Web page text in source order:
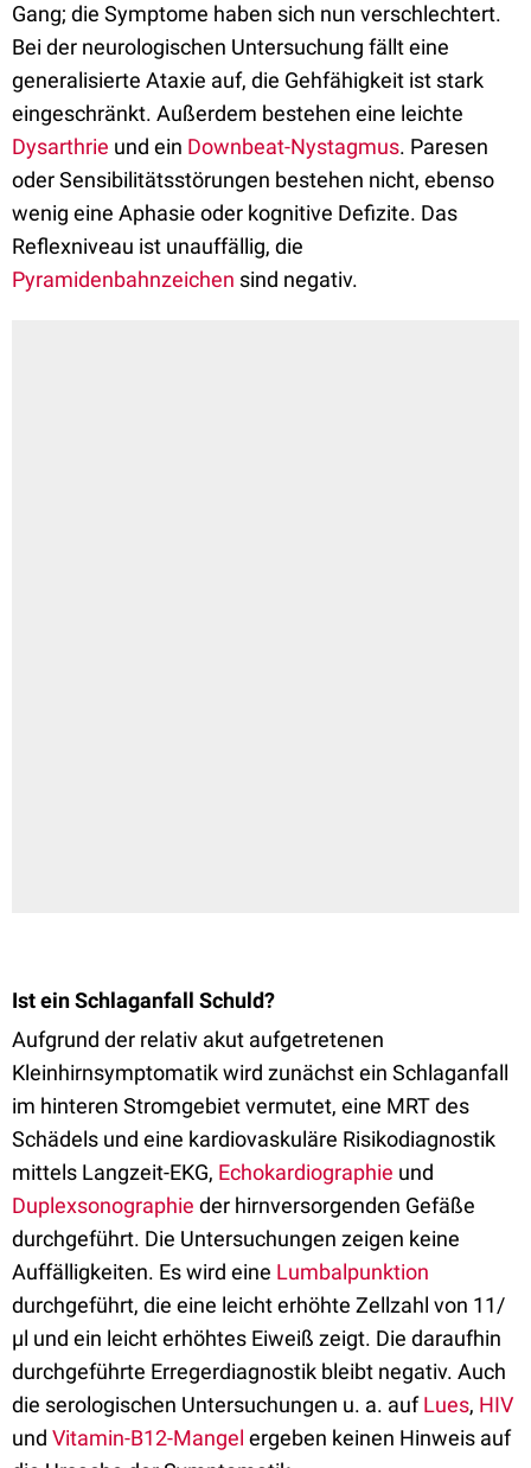
Gang; die Symptome haben sich nun verschlechtert.
Bei der neurologischen Untersuchung fällt eine
generalisierte Ataxie auf, die Gehfähigkeit ist stark
eingeschränkt. Außerdem bestehen eine leichte
Dysarthrie und ein Downbeat-Nystagmus. Paresen
oder Sensibilitätsstörungen bestehen nicht, ebenso
wenig eine Aphasie oder kognitive Defizite. Das
Reflexniveau ist unauffällig, die
Pyramidenbahnzeichen sind negativ.
Ist ein Schlaganfall Schuld?
Aufgrund der relativ akut aufgetretenen
Kleinhirnsymptomatik wird zunächst ein Schlaganfall
im hinteren Stromgebiet vermutet, eine MRT des
Schädels und eine kardiovaskuläre Risikodiagnostik
mittels Langzeit-EKG, Echokardiographie und
Duplexsonographie der hirnversorgenden Gefäße
durchgeführt. Die Untersuchungen zeigen keine
Auffälligkeiten. Es wird eine Lumbalpunktion
durchgeführt, die eine leicht erhöhte Zellzahl von 11/
µl und ein leicht erhöhtes Eiweiß zeigt. Die daraufhin
durchgeführte Erregerdiagnostik bleibt negativ. Auch
die serologischen Untersuchungen u. a. aufLues, HIV
und Vitamin-B12-Mangel ergeben keinen Hinweis auf